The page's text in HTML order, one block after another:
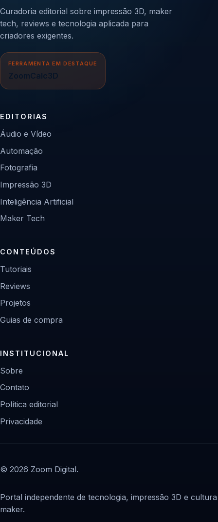
Curadoria editorial sobre impressão 3D, maker
tech, reviews e tecnologia aplicada para
criadores exigentes.
FERRAMENTA EM DESTAQUE
ZoomCalc3D
EDITORIAS
Áudio e Vídeo
Automação
Fotografia
Impressão 3D
Inteligência Artificial
Maker Tech
CONTEÚDOS
Tutoriais
Reviews
Projetos
Guias de compra
INSTITUCIONAL
Sobre
Contato
Política editorial
Privacidade
© 2026 Zoom Digital.
Portal independente de tecnologia, impressão 3D e cultura
maker.